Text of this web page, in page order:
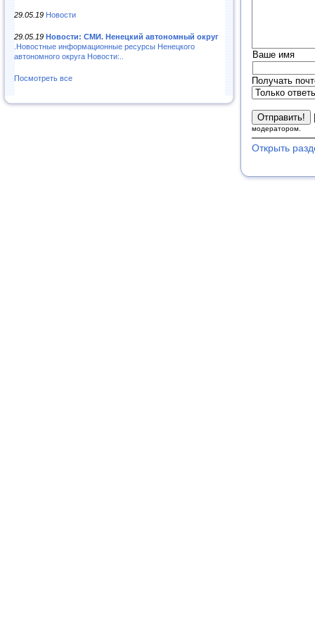
29.05.19 Новости
29.05.19 Новости: СМИ. Ненецкий автономный округ
.Новостные информационные ресурсы Ненецкого
автономного округа Новости:..
Посмотреть все
Ваше имя
Получать
модератором.
Открыть